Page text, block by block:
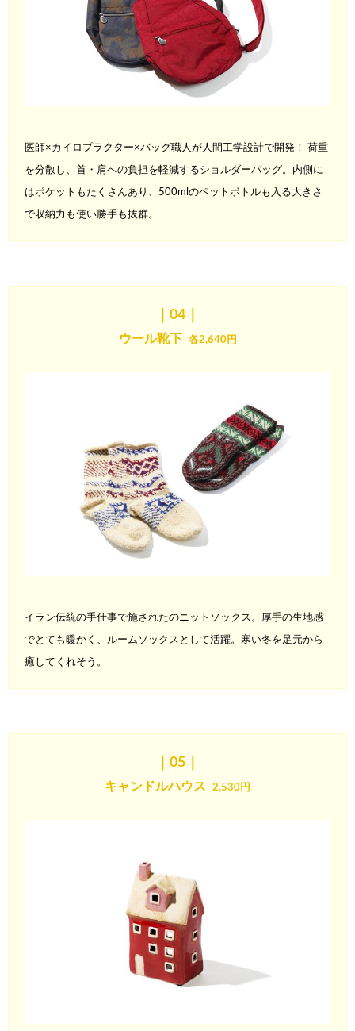
医師×カイロプラクター×バッグ職人が人間工学設計で開発！ 荷重
を分散し、首・肩への負担を軽減するショルダーバッグ。内側に
はポケットもたくさんあり、500mlのペットボトルも入る大きさ
で収納力も使い勝手も抜群。
｜04
ウール靴下 各2,640円
イラン伝統の手仕事で施されたのニットソックス。厚手の生地感
でとても暖かく、ルームソックスとして活躍。寒い冬を足元から
癒してくれそう。
｜05
キャンドルハウス 2,530円